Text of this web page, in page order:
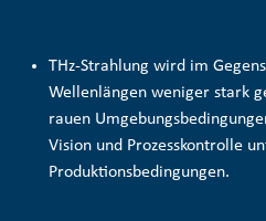
THz-Strahlung wird im
Wellenlängen weniger stark
rauen
Vision und Prozesskontrolle
Produktionsbedingungen.